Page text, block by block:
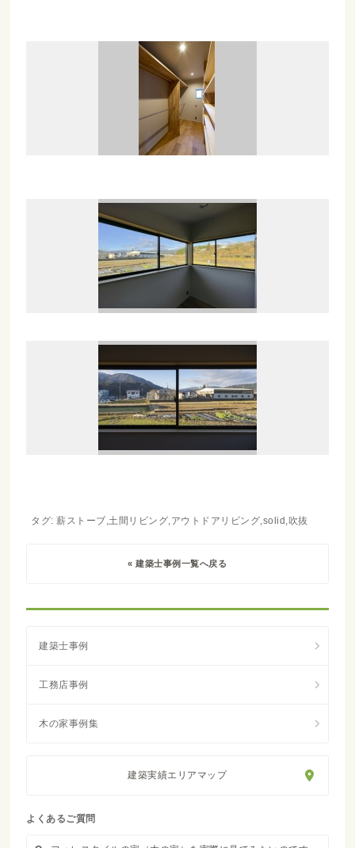
タグ: 薪ストーブ,土間リビング,アウトドアリビング,solid,吹抜
« 建築士事例一覧へ戻る
建築実績エリアマップ
よくあるご質問